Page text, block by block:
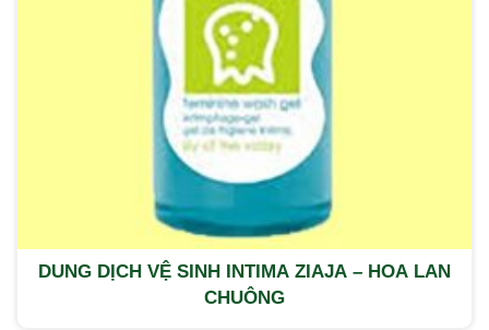
DUNG DỊCH VỆ SINH INTIMA ZIAJA – HOA LAN
CHUÔNG